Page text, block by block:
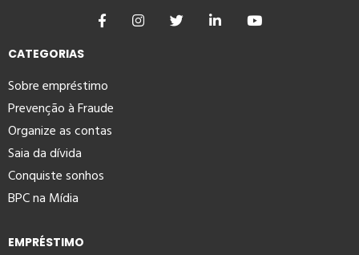
CATEGORIAS
Sobre empréstimo
Prevenção à Fraude
Organize as contas
Saia da dívida
Conquiste sonhos
BPC na Mídia
EMPRÉSTIMO